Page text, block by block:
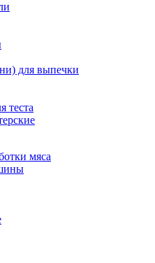
для выпечки
теста
мяса